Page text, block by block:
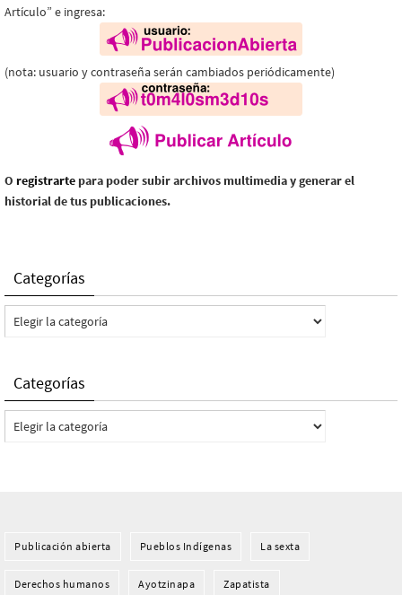
Artículo” e ingresa:
(nota: usuario y contraseña serán cambiados periódicamente)
O registrarte para poder subir archivos multimedia y generar el
historial de tus publicaciones.
Categorías
Categorías
Categorías
Categorías
Publicación abierta Pueblos Indí­genas La sexta
Derechos humanos Ayotzinapa Zapatista